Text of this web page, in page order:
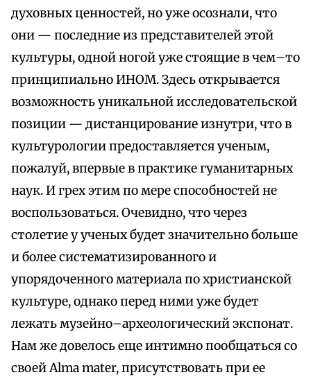
духовных ценностей, но уже осознали, что
они — последние из представителей этой
культуры, одной ногой уже стоящие в чем–то
принципиально ИНОМ. Здесь открывается
возможность уникальной исследовательской
позиции — дистанцирование изнутри, что в
культурологии предоставляется ученым,
пожалуй, впервые в практике гуманитарных
наук. И грех этим по мере способностей не
воспользоваться. Очевидно, что через
столетие у ученых будет значительно больше
и более систематизированного и
упорядоченного материала по христианской
культуре, однако перед ними уже будет
лежать музейно–археологический экспонат.
Нам же довелось еще интимно пообщаться со
своей Alma mater, присутствовать при ее